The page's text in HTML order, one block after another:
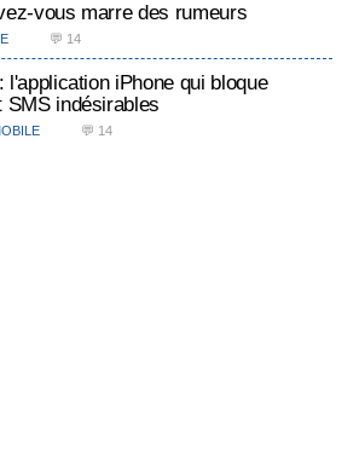
vous marre des rumeurs
💬 14
l'application iPhone qui bloque
SMS indésirables
💬 14